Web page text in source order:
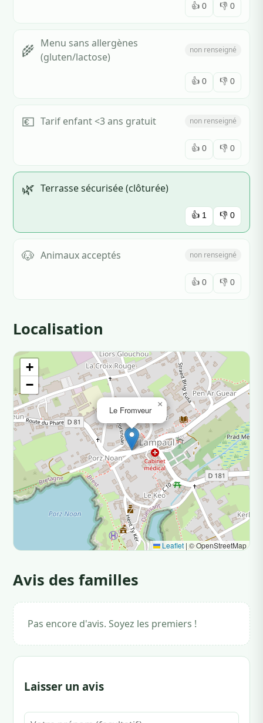
👍 0 👎 0
🌾 Menu sans allergènes
(gluten/lactose)
non renseigné
👍 0 👎 0
💶 Tarif enfant <3 ans gratuit non renseigné
👍 0 👎 0
🌿 Terrasse sécurisée (clôturée)
👍 1 👎 0
🐶 Animaux acceptés non renseigné
👍 0 👎 0
Localisation
Le Fromveur
×
+
−
Leaflet | © OpenStreetMap
Avis des familles
Pas encore d'avis. Soyez les premiers !
Laisser un avis